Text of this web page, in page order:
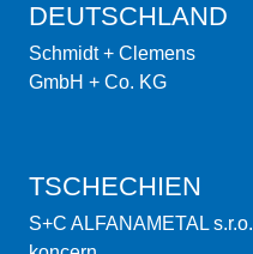
DEUTSCHLAND
Schmidt + Clemens
GmbH + Co. KG
TSCHECHIEN
S+C ALFANAMETAL s.r.o.